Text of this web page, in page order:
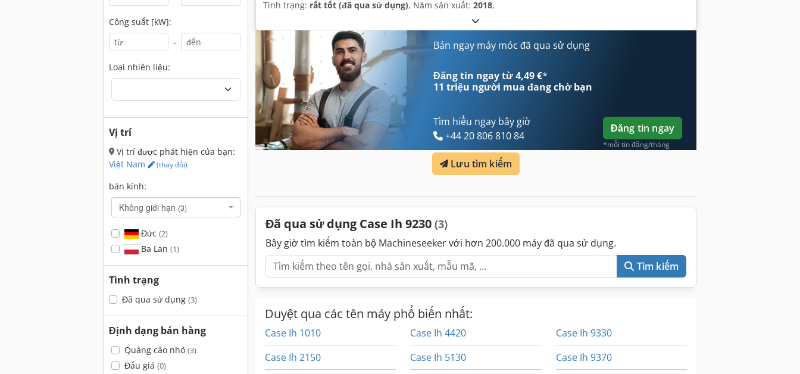
Công suất [kW]:
-
Loại nhiên liệu:
Vị trí
Vị trí được phát hiện của bạn:
Việt Nam
(thay đổi)
bán kính:
Không giới hạn (3)
Đức (2)
Ba Lan (1)
Tình trạng
Đã qua sử dụng (3)
Định dạng bán hàng
Quảng cáo nhỏ (3)
Đấu giá (0)
Tình trạng: rất tốt (đã qua sử dụng), Năm sản xuất: 2018,
Bán ngay máy móc đã qua sử dụng
Đăng tin ngay từ 4,49 €*
11 triệu người mua đang chờ bạn
Tìm hiểu ngay bây giờ
+44 20 806 810 84
Đăng tin ngay
*mỗi tin đăng/tháng
Lưu tìm kiếm
Đã qua sử dụng Case Ih 9230 (3)
Bây giờ tìm kiếm toàn bộ Machineseeker với hơn 200.000 máy đã qua sử dụng.
Tìm kiếm
Duyệt qua các tên máy phổ biến nhất:
Case Ih 1010
Case Ih 2150
Case Ih 4420
Case Ih 5130
Case Ih 9330
Case Ih 9370